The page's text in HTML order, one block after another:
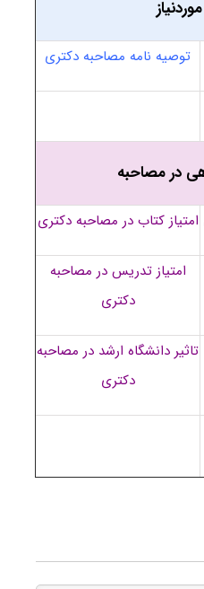
توصیه نامه مصاحبه دکتری
در مصاحبه
امتیاز کتاب در مصاحبه دکتری
امتیاز تدریس در مصاحبه
دکتری
تاثیر دانشگاه ارشد در مصاحبه
دکتری